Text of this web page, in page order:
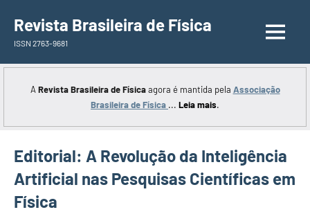
para
conteúdo
Revista Brasileira de Física
ISSN 2763-9681
A Revista Brasileira de Físicaagora é mantida pela Associação
Brasileira de Física ... Leia mais.
Editorial: A Revolução da Inteligência
Artificial nas Pesquisas Científicas em
Física